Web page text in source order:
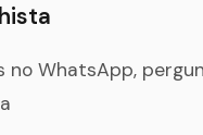
no WhatsApp,